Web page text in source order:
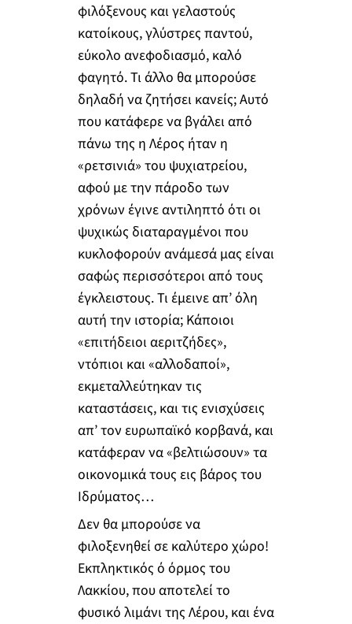
φιλόξενους και γελαστούς
κατοίκους, γλύστρες παντού,
εύκολο ανεφοδιασμό, καλό
φαγητό. Τι άλλο θα μπορούσε
δηλαδή να ζητήσει κανείς; Αυτό
που κατάφερε να βγάλει από
πάνω της η Λέρος ήταν η
«ρετσινιά» του ψυχιατρείου,
αφού με την πάροδο των
χρόνων έγινε αντιληπτό ότι οι
ψυχικώς διαταραγμένοι που
κυκλοφορούν ανάμεσά μας είναι
σαφώς περισσότεροι από τους
έγκλειστους. Τι έμεινε απ’ όλη
αυτή την ιστορία; Κάποιοι
«επιτήδειοι αεριτζήδες»,
ντόπιοι και «αλλοδαποί»,
εκμεταλλεύτηκαν τις
καταστάσεις, και τις ενισχύσεις
απ’ τον ευρωπαϊκό κορβανά, και
κατάφεραν να «βελτιώσουν» τα
οικονομικά τους εις βάρος του
Ιδρύματος…
Δεν θα μπορούσε να
φιλοξενηθεί σε καλύτερο χώρο!
Εκπληκτικός ό όρμος του
Λακκίου, που αποτελεί το
φυσικό λιμάνι της Λέρου, και ένα